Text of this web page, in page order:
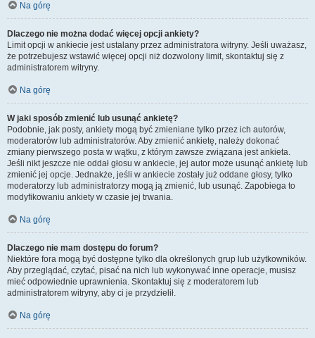
Na górę
Dlaczego nie można dodać więcej opcji ankiety?
Limit opcji w ankiecie jest ustalany przez administratora witryny. Jeśli uważasz,
że potrzebujesz wstawić więcej opcji niż dozwolony limit, skontaktuj się z
administratorem witryny.
Na górę
W jaki sposób zmienić lub usunąć ankietę?
Podobnie, jak posty, ankiety mogą być zmieniane tylko przez ich autorów,
moderatorów lub administratorów. Aby zmienić ankietę, należy dokonać
zmiany pierwszego posta w wątku, z którym zawsze związana jest ankieta.
Jeśli nikt jeszcze nie oddał głosu w ankiecie, jej autor może usunąć ankietę lub
zmienić jej opcje. Jednakże, jeśli w ankiecie zostały już oddane głosy, tylko
moderatorzy lub administratorzy mogą ją zmienić, lub usunąć. Zapobiega to
modyfikowaniu ankiety w czasie jej trwania.
Na górę
Dlaczego nie mam dostępu do forum?
Niektóre fora mogą być dostępne tylko dla określonych grup lub użytkowników.
Aby przeglądać, czytać, pisać na nich lub wykonywać inne operacje, musisz
mieć odpowiednie uprawnienia. Skontaktuj się z moderatorem lub
administratorem witryny, aby ci je przydzielił.
Na górę